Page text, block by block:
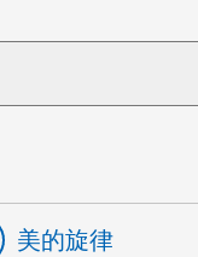
美的旋律